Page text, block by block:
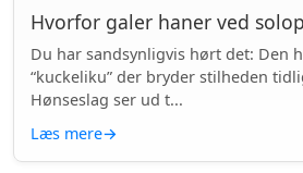
Hvorfor galer haner ved
Du har sandsynligvis hørt det: Den
“kuckeliku” der bryder stilheden
Hønseslag ser ud t...
Læs mere→